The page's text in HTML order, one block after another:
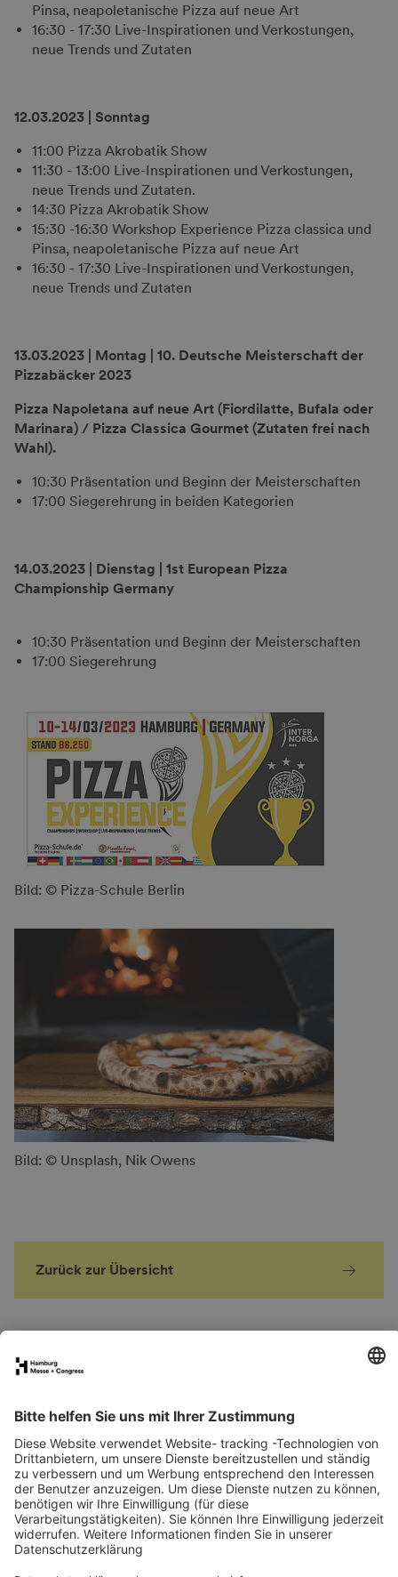
Pinsa, neapoletanische Pizza auf neue Art
16:30 - 17:30 Live-Inspirationen und Verkostungen,
neue Trends und Zutaten
12.03.2023 | Sonntag
11:00 Pizza Akrobatik Show
11:30 - 13:00 Live-Inspirationen und Verkostungen,
neue Trends und Zutaten.
14:30 Pizza Akrobatik Show
15:30 -16:30 Workshop Experience Pizza classica und
Pinsa, neapoletanische Pizza auf neue Art
16:30 - 17:30 Live-Inspirationen und Verkostungen,
neue Trends und Zutaten
13.03.2023 | Montag | 10. Deutsche Meisterschaft der
Pizzabäcker 2023
Pizza Napoletana auf neue Art (Fiordilatte, Bufala oder
Marinara) / Pizza Classica Gourmet (Zutaten frei nach
Wahl).
10:30 Präsentation und Beginn der Meisterschaften
17:00 Siegerehrung in beiden Kategorien
14.03.2023 | Dienstag | 1st European Pizza
Championship Germany
10:30 Präsentation und Beginn der Meisterschaften
17:00 Siegerehrung
Bild: © Pizza-Schule Berlin
Bild: © Unsplash, Nik Owens
Zurück zur Übersicht
eNews
Kontakt
Presse
YouTubeFacebook